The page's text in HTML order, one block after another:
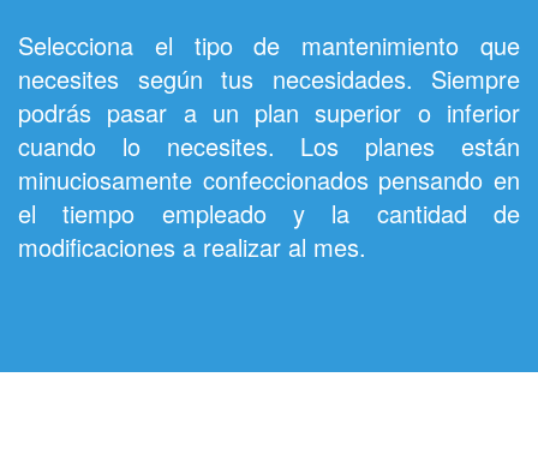
Selecciona el tipo de mantenimiento que
necesites según tus necesidades. Siempre
podrás pasar a un plan superior o inferior
cuando lo necesites. Los planes están
minuciosamente confeccionados pensando en
el tiempo empleado y la cantidad de
modificaciones a realizar al mes.